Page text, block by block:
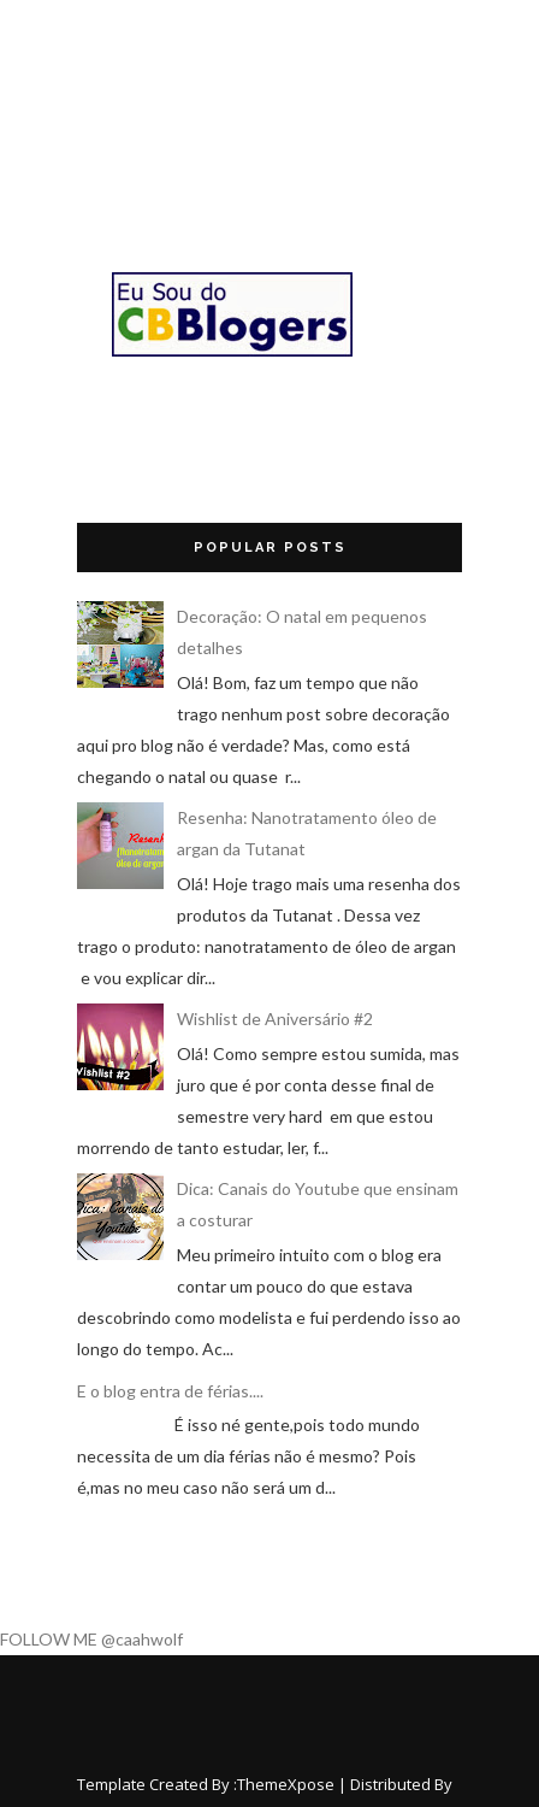
POPULAR POSTS
Decoração: O natal em pequenos
detalhes
Olá! Bom, faz um tempo que não
trago nenhum post sobre decoração
aqui pro blog não é verdade? Mas, como está
chegando o natal ou quase r...
Resenha: Nanotratamento óleo de
argan da Tutanat
Olá! Hoje trago mais uma resenha dos
produtos da Tutanat . Dessa vez
trago o produto: nanotratamento de óleo de argan
e vou explicar dir...
Wishlist de Aniversário #2
Olá! Como sempre estou sumida, mas
juro que é por conta desse final de
semestre very hard em que estou
morrendo de tanto estudar, ler, f...
Dica: Canais do Youtube que ensinam
a costurar
Meu primeiro intuito com o blog era
contar um pouco do que estava
descobrindo como modelista e fui perdendo isso ao
longo do tempo. Ac...
E o blog entra de férias....
É isso né gente,pois todo mundo
necessita de um dia férias não é mesmo? Pois
é,mas no meu caso não será um d...
FOLLOW ME @caahwolf
Template Created By :ThemeXpose | Distributed By